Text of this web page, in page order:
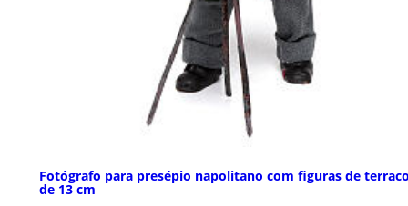
Fotógrafo para presépio napolitano com figuras de
de 13 cm